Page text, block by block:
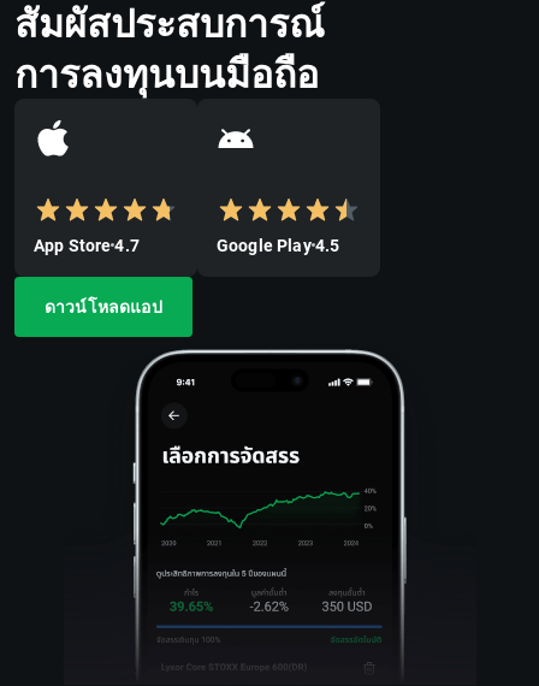
สัมผัสประสบการณ์
การลงทุนบนมือถือ
App Store4.7 Google Play4.5
ดาวน์โหลดแอป